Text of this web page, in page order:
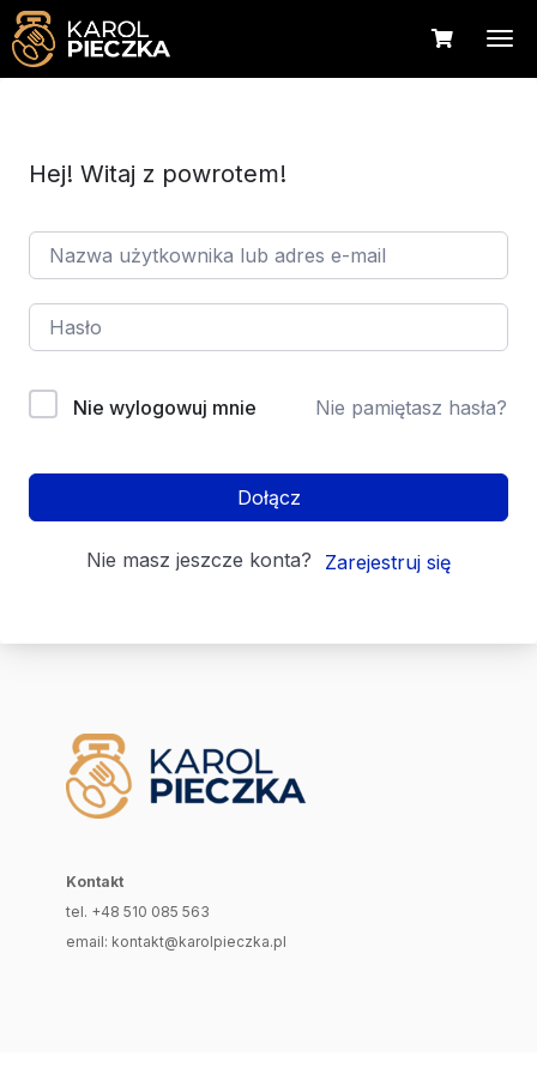
Hej! Witaj z powrotem!
Nie wylogowuj mnie Nie pamiętasz hasła?
Dołącz
Nie masz jeszcze konta? Zarejestruj się
Kontakt
tel. +48 510 085 563
email: kontakt@karolpieczka.pl